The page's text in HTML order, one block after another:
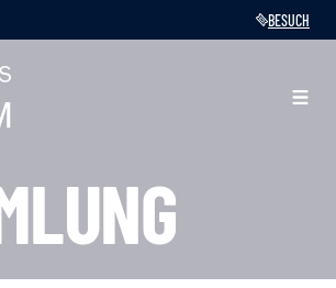
BESUCH